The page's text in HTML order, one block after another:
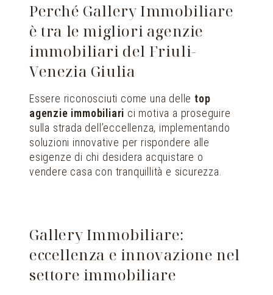
Perché Gallery Immobiliare
è tra le migliori agenzie
immobiliari del Friuli-
Venezia Giulia
Essere riconosciuti come una delle top
agenzie immobiliari ci motiva a proseguire
sulla strada dell’eccellenza, implementando
soluzioni innovative per rispondere alle
esigenze di chi desidera acquistare o
vendere casa con tranquillità e sicurezza.
Gallery Immobiliare:
eccellenza e innovazione nel
settore immobiliare